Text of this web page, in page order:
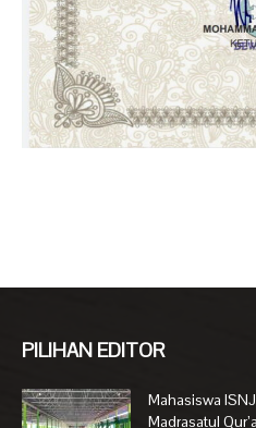
PILIHAN EDITOR
Mahasiswa
Madrasatul